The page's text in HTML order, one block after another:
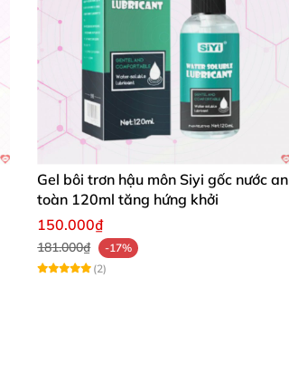
Gel bôi trơn hậu môn Siyi gốc nước an
toàn 120ml tăng hứng khởi
150.000₫
181.000₫
-17%
(2)